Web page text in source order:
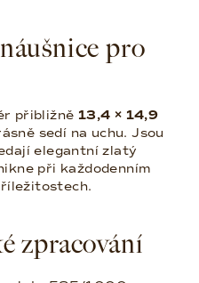
pro
přibližně 13,4 × 14,9
sedí na uchu. Jsou
elegantní zlatý
při každodenním
zpracování